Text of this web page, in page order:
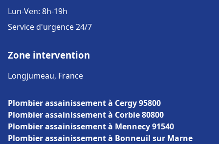
Lun-Ven: 8h-19h
Service d'urgence 24/7
Zone intervention
Longjumeau, France
Plombier assainissement à Cergy 95800
Plombier assainissement à Corbie 80800
Plombier assainissement à Mennecy 91540
Plombier assainissement à Bonneuil sur Marne